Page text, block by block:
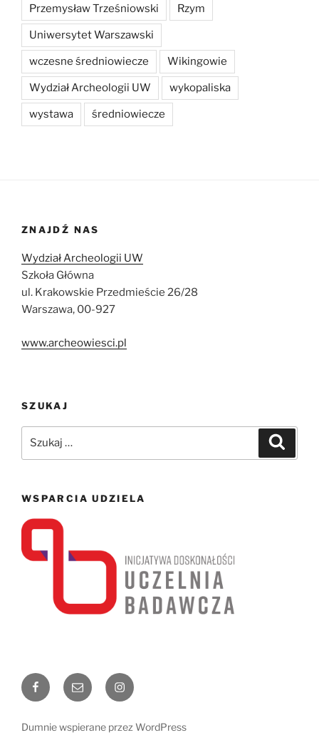
Przemysław Trześniowski Rzym
Uniwersytet Warszawski
wczesne średniowiecze Wikingowie
Wydział Archeologii UW wykopaliska
wystawa średniowiecze
ZNAJDŹ NAS
Wydział Archeologii UW
Szkoła Główna
ul. Krakowskie Przedmieście 26/28
Warszawa, 00-927
www.archeowiesci.pl
SZUKAJ
WSPARCIA UDZIELA
FacebookEmail Instagram
Dumnie wspierane przez WordPress